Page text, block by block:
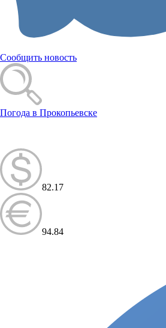
Сообщить новость
Погода в Прокопьевске
82.17
94.84